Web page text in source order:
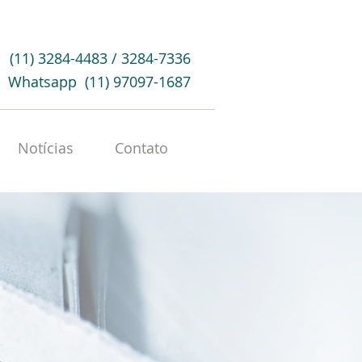
(11) 3284-4483 / 3284-7336
Whatsapp (11) 97097-1687
Notícias Contato